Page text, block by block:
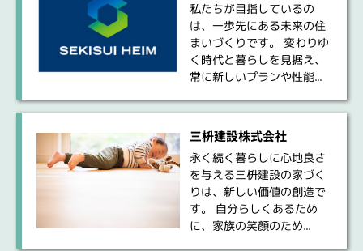
私たちが目指しているの
は、一歩先にある未来の住
まいづくりです。 変わりゆ
く時代と暮らしを見据え、
常に新しいプランや性能...
三枡建設株式会社
永く続く暮らしに心地良さ
を与える三枡建設の家づく
りは、新しい価値の創造で
す。 自分らしくあるため
に、家族の笑顔のため...